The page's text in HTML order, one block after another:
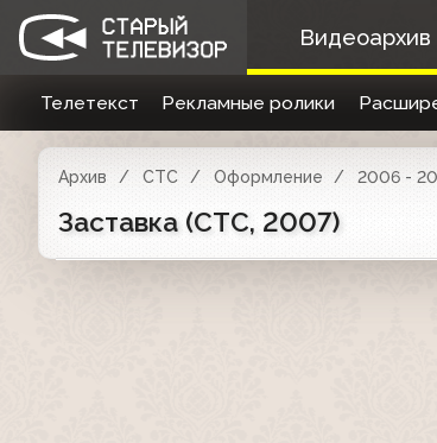
Видеоархив
Телетекст Рекламные ролики
Архив СТС Оформление 2006 -
Заставка (СТС, 2007)